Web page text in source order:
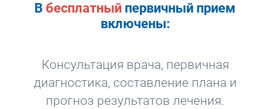
В бесплатный первичный прием
включены:
Консультация врача, первичная
диагностика, составление плана и
прогноз результатов лечения.